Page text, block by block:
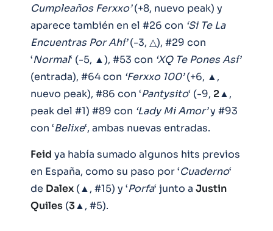
Cumpleaños Ferxxo’(+8, nuevo peak) y
aparece también en el #26 con ‘Si Te La
Encuentras Por Ahí’(-3, △), #29 con
‘Normal‘ (-5, ▲), #53 con ‘XQ Te Pones Así’
(entrada), #64 con ‘Ferxxo 100’(+6, ▲,
nuevo peak), #86 con ‘Pantysito‘ (-9, 2▲,
peak del #1) #89 con ‘Lady Mi Amor’y #93
con ‘Belixe‘, ambas nuevas entradas.
Feid ya había sumado algunos hits previos
en España, como su paso por ‘Cuaderno‘
de Dalex (▲, #15) y ‘Porfa‘ junto a Justin
Quiles (3▲, #5).